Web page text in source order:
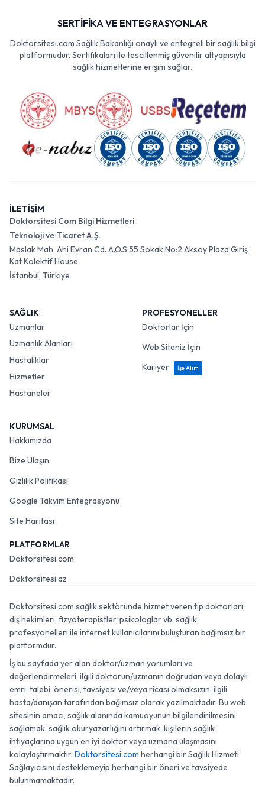
SERTİFİKA VE ENTEGRASYONLAR
Doktorsitesi.com Sağlık Bakanlığı onaylı ve entegreli bir sağlık bilgi
platformudur. Sertifikaları ile tescillenmiş güvenilir altyapısıyla
sağlık hizmetlerine erişim sağlar.
İLETİŞİM
Doktorsitesi Com Bilgi Hizmetleri
Teknoloji ve Ticaret A.Ş.
Maslak Mah. Ahi Evran Cd. A.O.S 55 Sokak No:2 Aksoy Plaza Giriş
Kat Kolektif House
İstanbul, Türkiye
SAĞLIK
Uzmanlar
Uzmanlık Alanları
Hastalıklar
Hizmetler
Hastaneler
PROFESYONELLER
Doktorlar İçin
Web Siteniz İçin
Kariyer
İşe Alım
KURUMSAL
Hakkımızda
Bize Ulaşın
Gizlilik Politikası
Google Takvim Entegrasyonu
Site Haritası
PLATFORMLAR
Doktorsitesi.com
Doktorsitesi.az
Doktorsitesi.com sağlık sektöründe hizmet veren tıp doktorları,
diş hekimleri, fizyoterapistler, psikologlar vb. sağlık
profesyonelleri ile internet kullanıcılarını buluşturan bağımsız bir
platformdur.
İş bu sayfada yer alan doktor/uzman yorumları ve
değerlendirmeleri, ilgili doktorun/uzmanın doğrudan veya dolaylı
emri, talebi, önerisi, tavsiyesi ve/veya ricası olmaksızın, ilgili
hasta/danışan tarafından bağımsız olarak yazılmaktadır. Bu web
sitesinin amacı, sağlık alanında kamuoyunun bilgilendirilmesini
sağlamak, sağlık okuryazarlığını artırmak, kişilerin sağlık
ihtiyaçlarına uygun en iyi doktor veya uzmana ulaşmasını
kolaylaştırmaktır. Doktorsitesi.com herhangi bir Sağlık Hizmeti
Sağlayıcısını desteklemeyip herhangi bir öneri ve tavsiyede
bulunmamaktadır.